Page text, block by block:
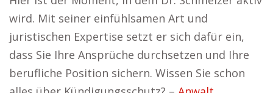
wird. Mit seiner einfühlsamen Art und
juristischen Expertise setzt er sich dafür ein,
dass Sie Ihre Ansprüche durchsetzen und Ihre
berufliche Position sichern. Wissen Sie schon